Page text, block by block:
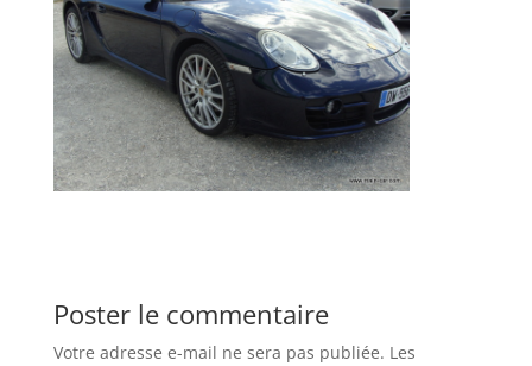
Poster le commentaire
Votre adresse e-mail ne sera pas publiée. Les